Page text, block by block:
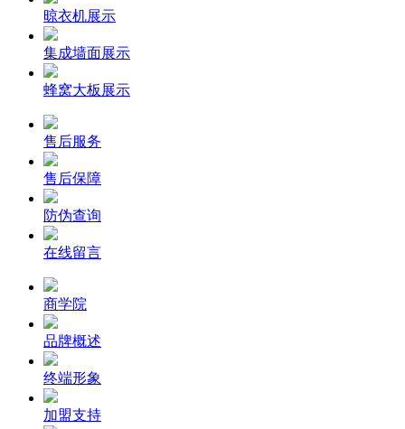
晾衣机展示
集成墙面展示
蜂窝大板展示
售后服务
售后保障
防伪查询
在线留言
商学院
品牌概述
终端形象
加盟支持